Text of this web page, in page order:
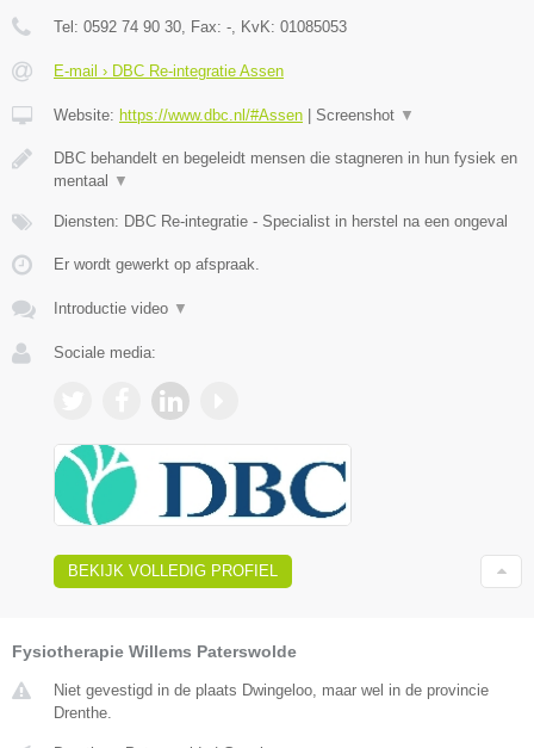
Tel: 0592 74 90 30 , Fax: - , KvK: 01085053
E-mail › DBC Re-integratie Assen
Website: https://www.dbc.nl/#Assen Screenshot ▼
DBC behandelt en begeleidt mensen die stagneren in hun fysiek en
mentaal
▼
Diensten: DBC Re-integratie - Specialist in herstel na een ongeval
Er wordt gewerkt op afspraak.
Introductie video ▼
Sociale media:
BEKIJK VOLLEDIG PROFIEL
Fysiotherapie Willems Paterswolde
Niet gevestigd in de plaats Dwingeloo, maar wel in de provincie
Drenthe.